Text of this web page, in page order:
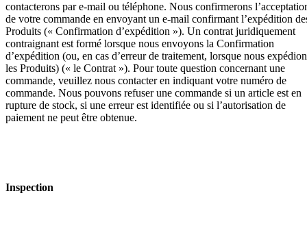
contacterons par e-mail ou téléphone. Nous confirmerons
de votre commande en envoyant un e-mail confirmant l’expédition
Produits (« Confirmation d’expédition »). Un contrat juridiquement
contraignant est formé lorsque nous envoyons la Confirmation
d’expédition (ou, en cas d’erreur de traitement, lorsque nous
les Produits) (« le Contrat »). Pour toute question concernant une
commande, veuillez nous contacter en indiquant votre numéro de
commande. Nous pouvons refuser une commande si un article est en
rupture de stock, si une erreur est identifiée ou si l’autorisation de
paiement ne peut être obtenue.
Inspection